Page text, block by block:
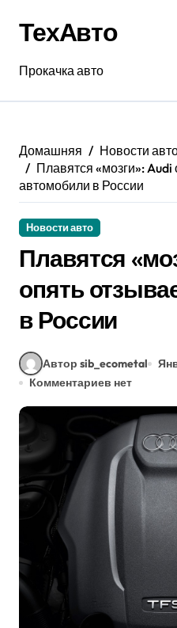
содержанию
ТехАвто
Прокачка авто
Домашняя
Новости
Плавятся «мозги»: Audi
автомобили в России
Новости авто
Плавятся
опять
в России
Автор sib_ecometal
Комментариев нет